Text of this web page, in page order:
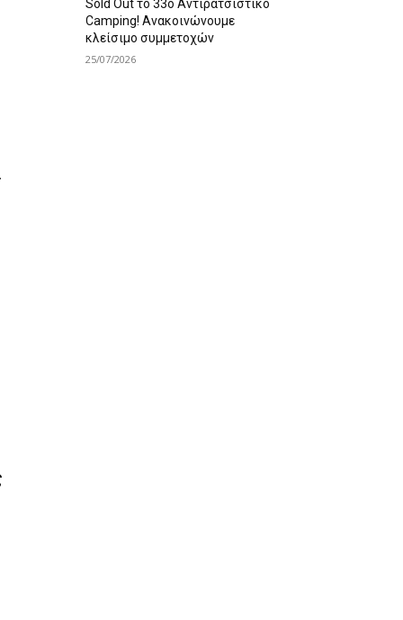
Sold Out το 33ο Αντιρατσιστικό
Camping! Ανακοινώνουμε
κλείσιμο συμμετοχών
25/07/2026